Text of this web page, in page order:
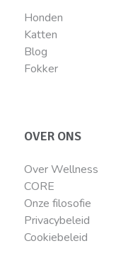
Honden
Katten
Blog
Fokker
OVER ONS
Over Wellness
CORE
Onze filosofie
Privacybeleid
Cookiebeleid